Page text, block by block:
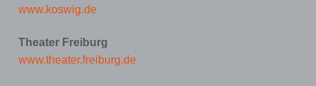
www.koswig.de
Theater Freiburg
www.theater.freiburg.de